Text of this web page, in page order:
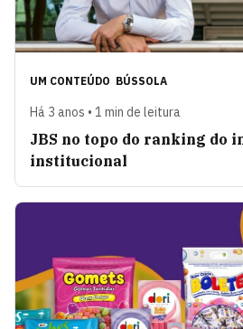
UM CONTEÚDO BÚSSOLA
Há 3 anos • 1 min de leitura
JBS no topo do ranking do
institucional